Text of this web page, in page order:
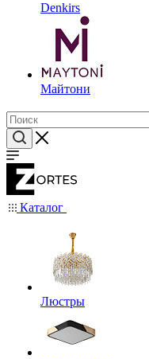
Denkirs
Майтони
Каталог
Люстры